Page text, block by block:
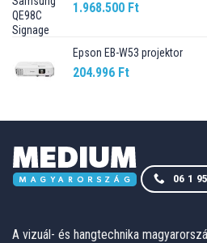
1.968.500 Ft
Epson EB-W53 projektor
204.996 Ft
06 1
A vizuál- és hangtechnika